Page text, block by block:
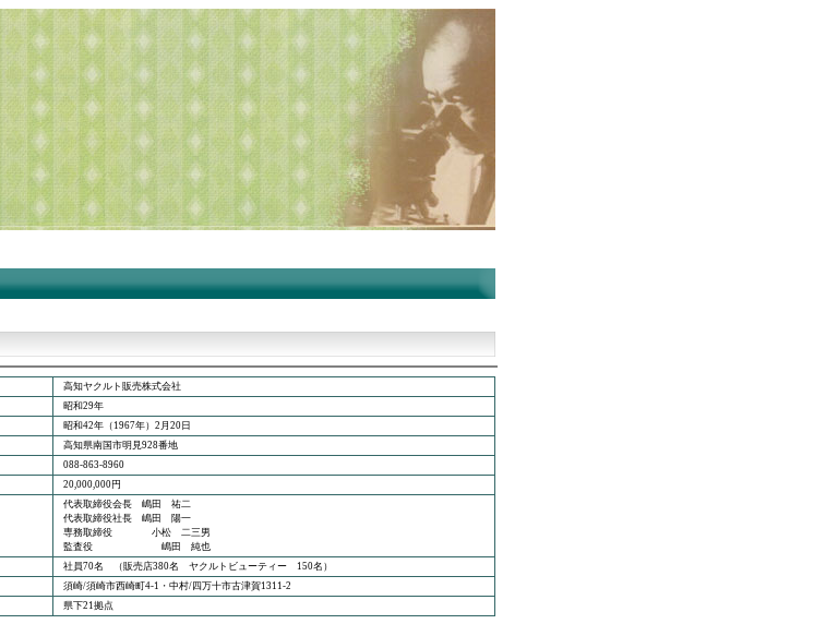
高知ヤクルト販売株式会社
昭和29年
昭和42年（1967年）2月20日
高知県南国市明見928番地
088-863-8960
20,000,000円
代表取締役会長 嶋田 祐二
代表取締役社長 嶋田 陽一
専務取締役 小松 二三男
監査役 嶋田 純也
社員70名 （販売店380名 ヤクルトビューティー 150名）
須崎/須崎市西崎町4-1・中村/四万十市古津賀1311-2
県下21拠点